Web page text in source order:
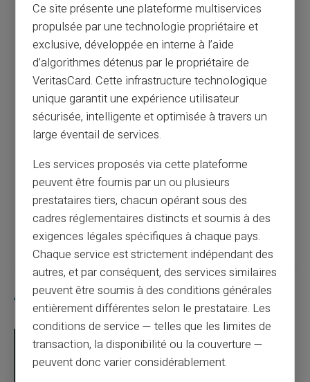
Paiement de la caf : comment recevoir ses
prestations sociales ?
Article précédent
Les multiples avantages d’une carte sans
compte bancaire
Article suivant
Articles similaires
Ce site présente une plateforme multiservices
propulsée par une technologie propriétaire et
exclusive, développée en interne à l’aide
d’algorithmes détenus par le propriétaire de
VeritasCard. Cette infrastructure technologique
unique garantit une expérience utilisateur
sécurisée, intelligente et optimisée à travers un
large éventail de services.
Les services proposés via cette plateforme
peuvent être fournis par un ou plusieurs
prestataires tiers, chacun opérant sous des
cadres réglementaires distincts et soumis à des
exigences légales spécifiques à chaque pays.
Chaque service est strictement indépendant des
autres, et par conséquent, des services similaires
peuvent être soumis à des conditions générales
entièrement différentes selon le prestataire. Les
conditions de service — telles que les limites de
transaction, la disponibilité ou la couverture —
peuvent donc varier considérablement.